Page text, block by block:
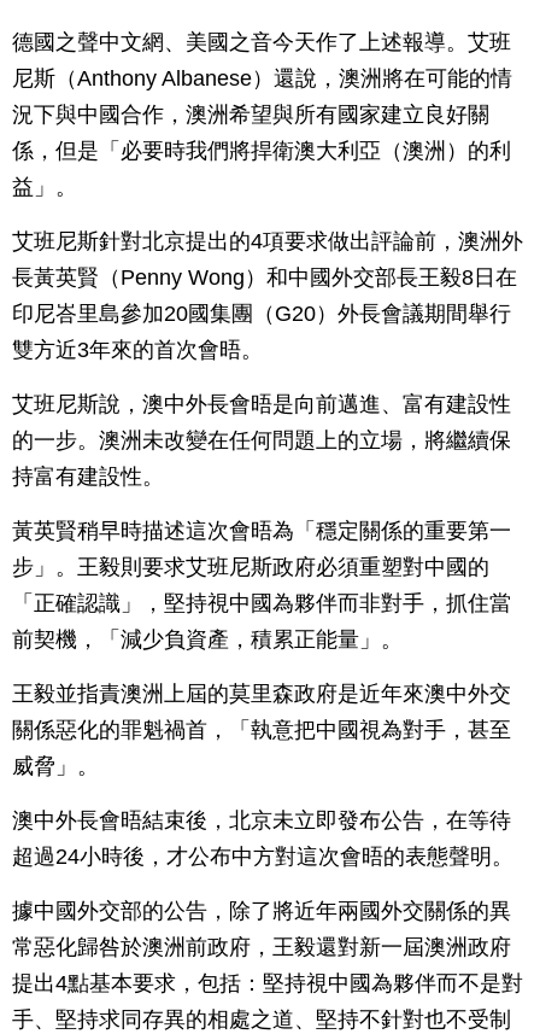
德國之聲中文網、美國之音今天作了上述報導。艾班
尼斯（Anthony Albanese）還說，澳洲將在可能的情
況下與中國合作，澳洲希望與所有國家建立良好關
係，但是「必要時我們將捍衛澳大利亞（澳洲）的利
益」。
艾班尼斯針對北京提出的4項要求做出評論前，澳洲外
長黃英賢（Penny Wong）和中國外交部長王毅8日在
印尼峇里島參加20國集團（G20）外長會議期間舉行
雙方近3年來的首次會晤。
艾班尼斯說，澳中外長會晤是向前邁進、富有建設性
的一步。澳洲未改變在任何問題上的立場，將繼續保
持富有建設性。
黃英賢稍早時描述這次會晤為「穩定關係的重要第一
步」。王毅則要求艾班尼斯政府必須重塑對中國的
「正確認識」，堅持視中國為夥伴而非對手，抓住當
前契機，「減少負資產，積累正能量」。
王毅並指責澳洲上屆的莫里森政府是近年來澳中外交
關係惡化的罪魁禍首，「執意把中國視為對手，甚至
威脅」。
澳中外長會晤結束後，北京未立即發布公告，在等待
超過24小時後，才公布中方對這次會晤的表態聲明。
據中國外交部的公告，除了將近年兩國外交關係的異
常惡化歸咎於澳洲前政府，王毅還對新一屆澳洲政府
提出4點基本要求，包括：堅持視中國為夥伴而不是對
手、堅持求同存異的相處之道、堅持不針對也不受制